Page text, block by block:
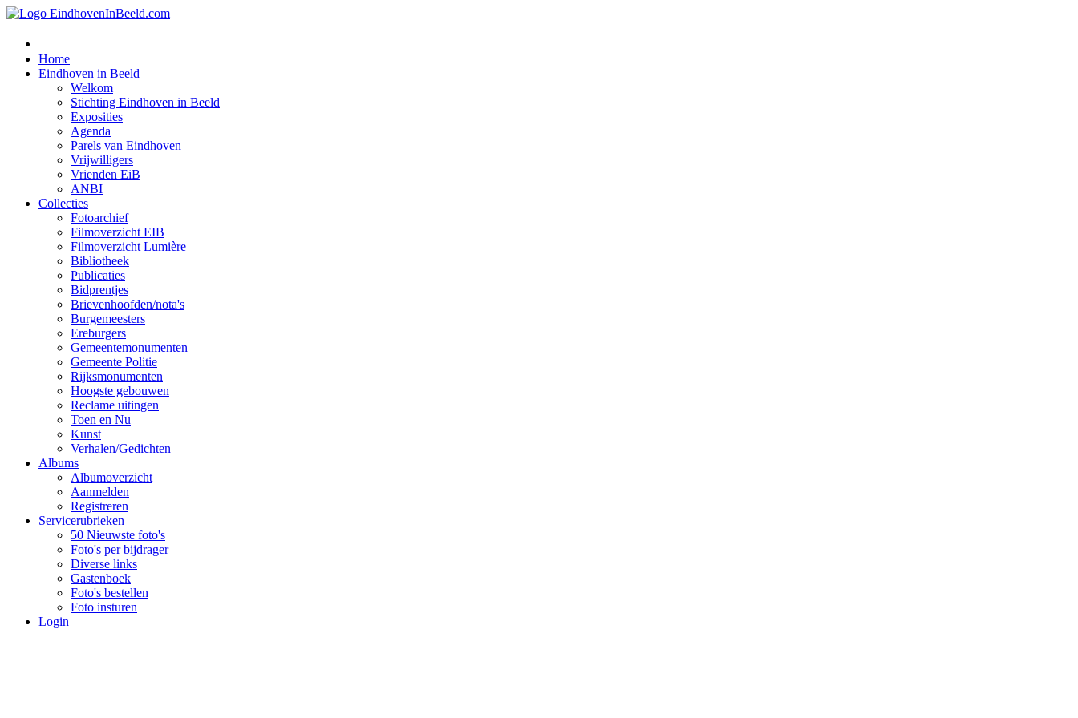
Home
Eindhoven in Beeld
Welkom
Stichting Eindhoven in Beeld
Exposities
Agenda
Parels van Eindhoven
Vrijwilligers
Vrienden EiB
ANBI
Collecties
Fotoarchief
Filmoverzicht EIB
Filmoverzicht Lumière
Bibliotheek
Publicaties
Bidprentjes
Brievenhoofden/nota's
Burgemeesters
Ereburgers
Gemeentemonumenten
Gemeente Politie
Rijksmonumenten
Hoogste gebouwen
Reclame uitingen
Toen en Nu
Kunst
Verhalen/Gedichten
Albums
Albumoverzicht
Aanmelden
Registreren
Servicerubrieken
50 Nieuwste foto's
Foto's per bijdrager
Diverse links
Gastenboek
Foto's bestellen
Foto insturen
Login